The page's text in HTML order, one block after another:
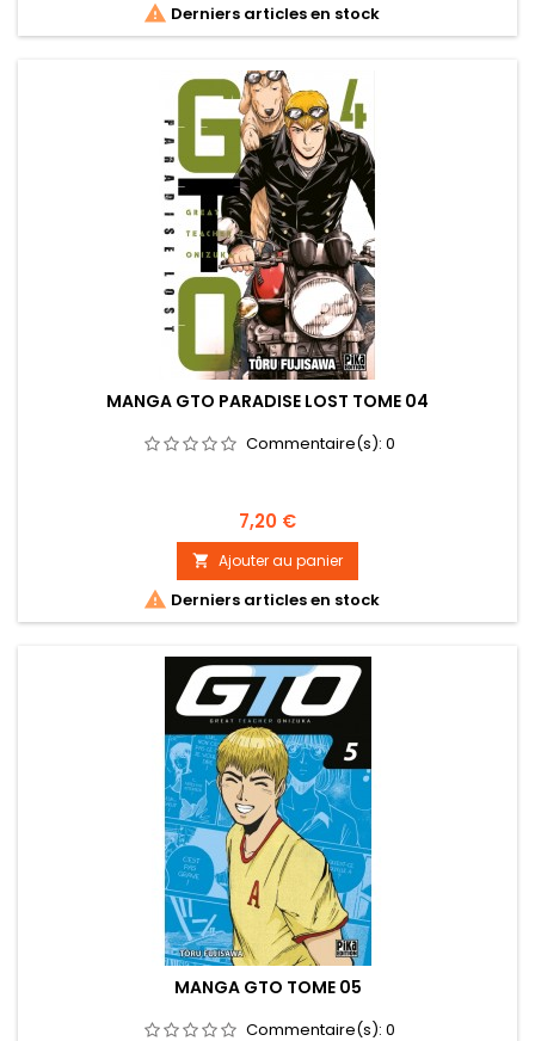
 Derniers articles en stock
MANGA GTO PARADISE LOST TOME 04
Commentaire(s): 0
Prix
7,20 €
 Ajouter au panier
 Derniers articles en stock
MANGA GTO TOME 05
Commentaire(s): 0